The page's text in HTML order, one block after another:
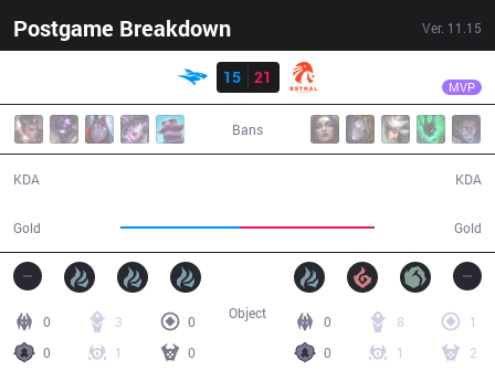
Postgame Breakdown Ver. 11.15
15
21 MVP
Bans
KDA
Gold Gold
KDA
0 3
0
0
1 0
0 8
1
0
1 2
Object